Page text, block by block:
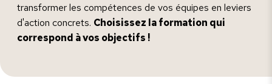
transformer les compétences de vos équipes en leviers
d'action concrets. Choisissez la formation qui
correspond à vos objectifs !